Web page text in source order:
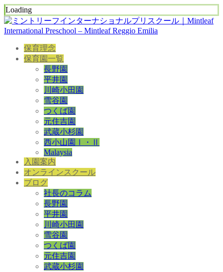
Loading
保育理念
保育園一覧
長野園
平井園
川崎小田園
雪谷園
つくば園
元住吉園
武蔵小杉園
西小山園Ⅰ・Ⅱ
Malaysia
入園案内
オンラインスクール
ブログ
社長のコラム
長野園
平井園
川崎小田園
雪谷園
つくば園
元住吉園
武蔵小杉園